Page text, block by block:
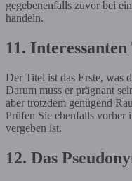
gegebenenfalls zuvor bei
handeln.
11.
Der Titel ist das Erste, was
Darum muss er prägnant
aber trotzdem genügend
Prüfen Sie ebenfalls
vergeben ist.
12. Das